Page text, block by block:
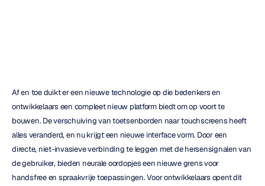
Af en toe duikt er een nieuwe technologie op die bedenkers en
ontwikkelaars een compleet nieuw platform biedt om op voort te
bouwen. De verschuiving van toetsenborden naar touchscreens heeft
alles veranderd, en nu krijgt een nieuwe interface vorm. Door een
directe, niet-invasieve verbinding te leggen met de hersensignalen van
de gebruiker, bieden neurale oordopjes een nieuwe grens voor
handsfree en spraakvrije toepassingen. Voor ontwikkelaars opent dit